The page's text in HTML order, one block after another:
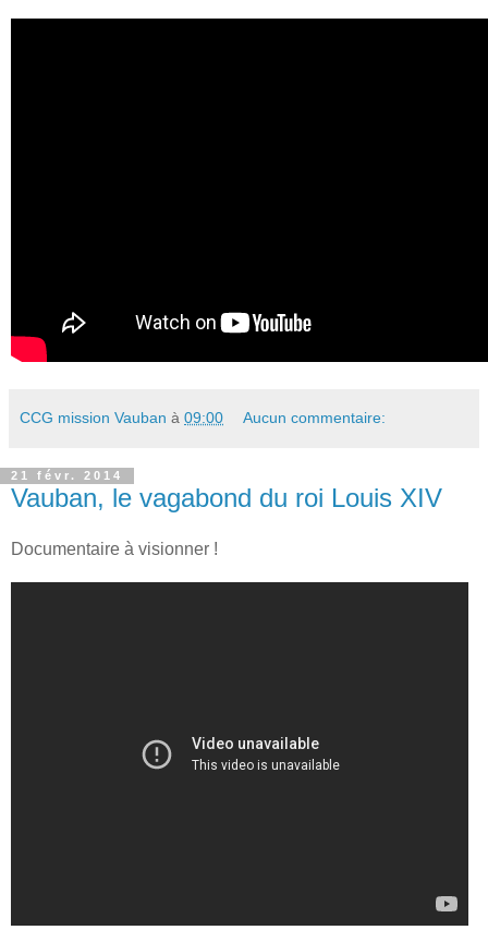
CCG mission Vauban à 09:00 Aucun commentaire:
21 févr. 2014
Vauban, le vagabond du roi Louis XIV
Documentaire à visionner !